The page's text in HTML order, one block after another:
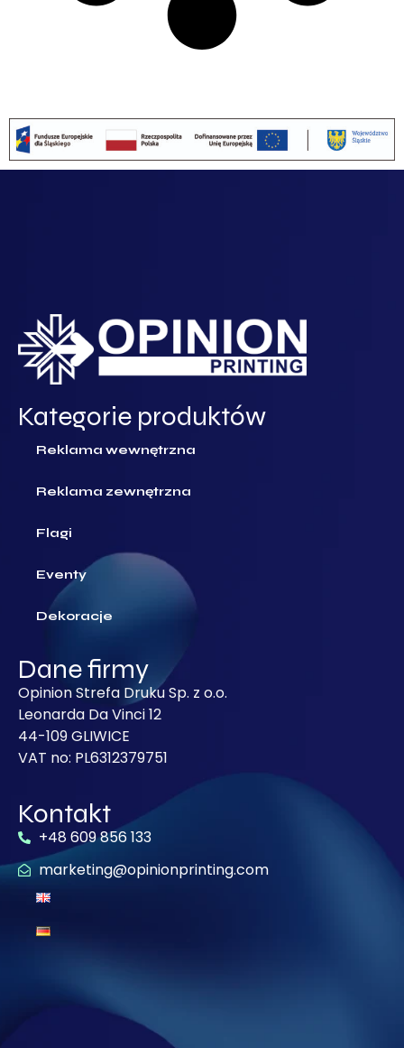
Kategorie produktów
Reklama wewnętrzna
Reklama zewnętrzna
Flagi
Eventy
Dekoracje
Dane firmy
Opinion Strefa Druku Sp. z o.o.
Leonarda Da Vinci 12
44-109 GLIWICE
VAT no: PL6312379751
Kontakt
+48 609 856 133
marketing@opinionprinting.com